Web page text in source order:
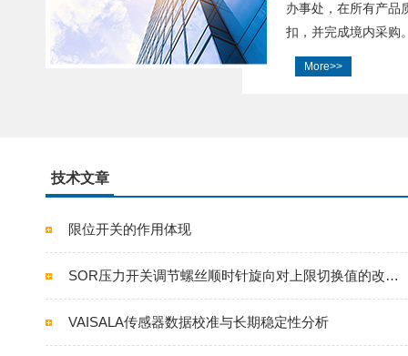
办事处，在所有产品
扣，并完成境内采购
More>>
技术文章
限位开关的作用体现
SOR压力开关调节螺丝顺时针旋向对上限切换值的改变规律
VAISALA传感器数据校准与长期稳定性分析